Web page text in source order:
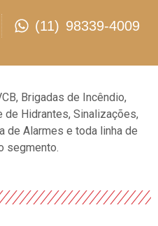
(11) 98339-4009
Brigadas de Incêndio,
de Hidrantes, Sinalizações,
de Alarmes e toda linha de
segmento.